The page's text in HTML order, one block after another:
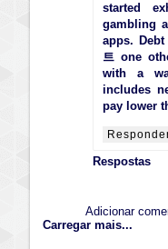
started
gambling
apps.
트 one
with a
includes
pay lower
Respostas
Adicionar
Carregar mais...